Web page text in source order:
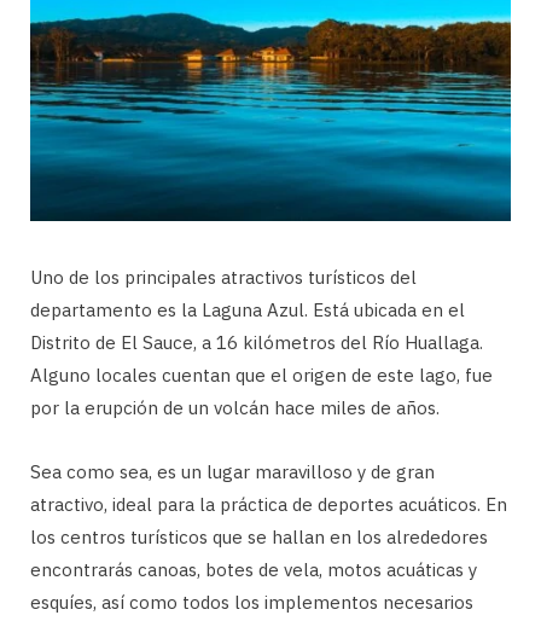
Uno de los principales atractivos turísticos del
departamento es la Laguna Azul. Está ubicada en el
Distrito de El Sauce, a 16 kilómetros del Río Huallaga.
Alguno locales cuentan que el origen de este lago, fue
por la erupción de un volcán hace miles de años.
Sea como sea, es un lugar maravilloso y de gran
atractivo, ideal para la práctica de deportes acuáticos. En
los centros turísticos que se hallan en los alrededores
encontrarás canoas, botes de vela, motos acuáticas y
esquíes, así como todos los implementos necesarios